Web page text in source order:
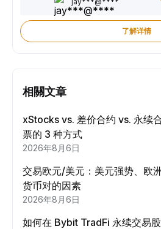
了解详情
相關文章
xStocks vs. 差价合约 vs. 永续
票的 3 种方式
2026年8月6日
交易欧元/美元：美元强势、欧
货币对的因素
2026年8月6日
如何在 Bybit TradFi 永续交易